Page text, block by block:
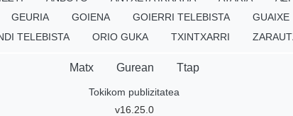
GEURIA GOIENA GOIERRI TELEBISTA GUAIXE
TELEBISTA ORIO GUKA TXINTXARRI
Matx Gurean Ttap
Tokikom publizitatea
v16.25.0